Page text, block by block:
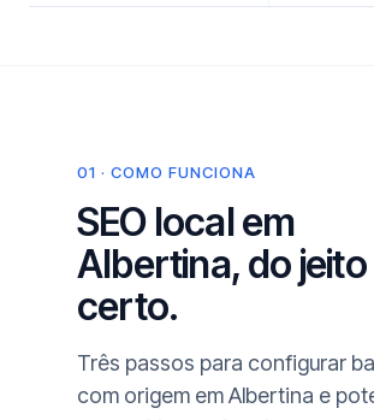
01 · COMO FUNCIONA
SEO local em
Albertina, do jeito
certo.
Três passos para configurar
com origem em Albertina e